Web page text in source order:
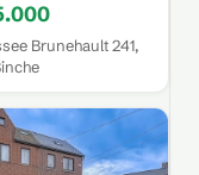
Brunehault 241,